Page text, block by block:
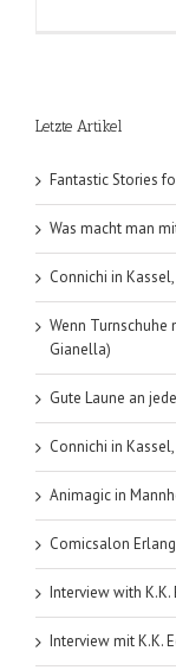
Letzte Artikel
Fantastic Stories
Was macht man
Connichi in
Wenn Turnschuhe
Gianella)
Gute Laune an
Connichi in
Animagic in
Comicsalon
Interview with K.K.
Interview mit K.K.